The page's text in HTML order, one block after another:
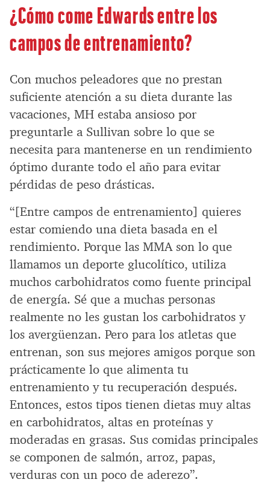
¿Cómo come Edwards entre los
campos de entrenamiento?
Con muchos peleadores que no prestan
suficiente atención a su dieta durante las
vacaciones, MH estaba ansioso por
preguntarle a Sullivan sobre lo que se
necesita para mantenerse en un rendimiento
óptimo durante todo el año para evitar
pérdidas de peso drásticas.
“[Entre campos de entrenamiento] quieres
estar comiendo una dieta basada en el
rendimiento. Porque las MMA son lo que
llamamos un deporte glucolítico, utiliza
muchos carbohidratos como fuente principal
de energía. Sé que a muchas personas
realmente no les gustan los carbohidratos y
los avergüenzan. Pero para los atletas que
entrenan, son sus mejores amigos porque son
prácticamente lo que alimenta tu
entrenamiento y tu recuperación después.
Entonces, estos tipos tienen dietas muy altas
en carbohidratos, altas en proteínas y
moderadas en grasas. Sus comidas principales
se componen de salmón, arroz, papas,
verduras con un poco de aderezo”.